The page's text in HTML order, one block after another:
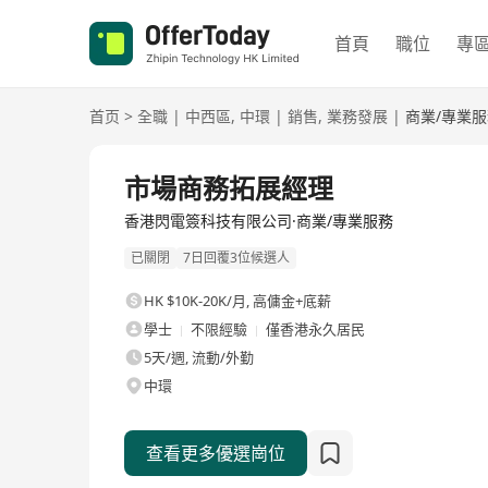
首頁 職位 專
首页 > 全職 | 中西區, 中環 | 銷售, 業務發展 | 商業/專業
市場商務拓展經理
香港閃電簽科技有限公司·商業/專業服務
已關閉 7日回覆3位候選人
HK $10K-20K/月,高傭金+底薪
學士
不限經驗
僅香港永久居民
5天/週, 流動/外勤
中環
查看更多優選崗位